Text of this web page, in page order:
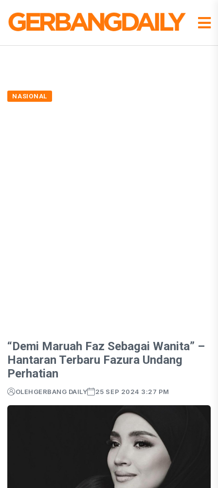
NASIONAL
“Demi Maruah Faz Sebagai Wanita” –
Hantaran Terbaru Fazura Undang
Perhatian
OLEHGERBANG DAILY 25 SEP 2024 3:27 PM